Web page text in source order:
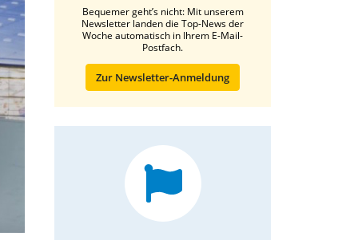
Bequemer geht’s nicht: Mit unserem
Newsletter landen die Top-News der
Woche automatisch in Ihrem E-Mail-
Postfach.
Zur Newsletter-Anmeldung